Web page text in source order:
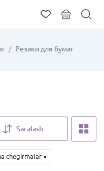
Резаки для бумаг
Saralash
chegirmalar ×